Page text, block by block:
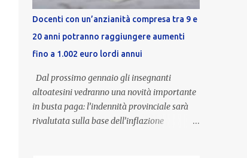
Docenti con un’anzianità compresa tra 9 e
20 anni potranno raggiungere aumenti
fino a 1.002 euro lordi annui
Dal prossimo gennaio gli insegnanti
altoatesini vedranno una novità importante
in busta paga: l’indennità provinciale sarà
rivalutata sulla base dell’inflazione